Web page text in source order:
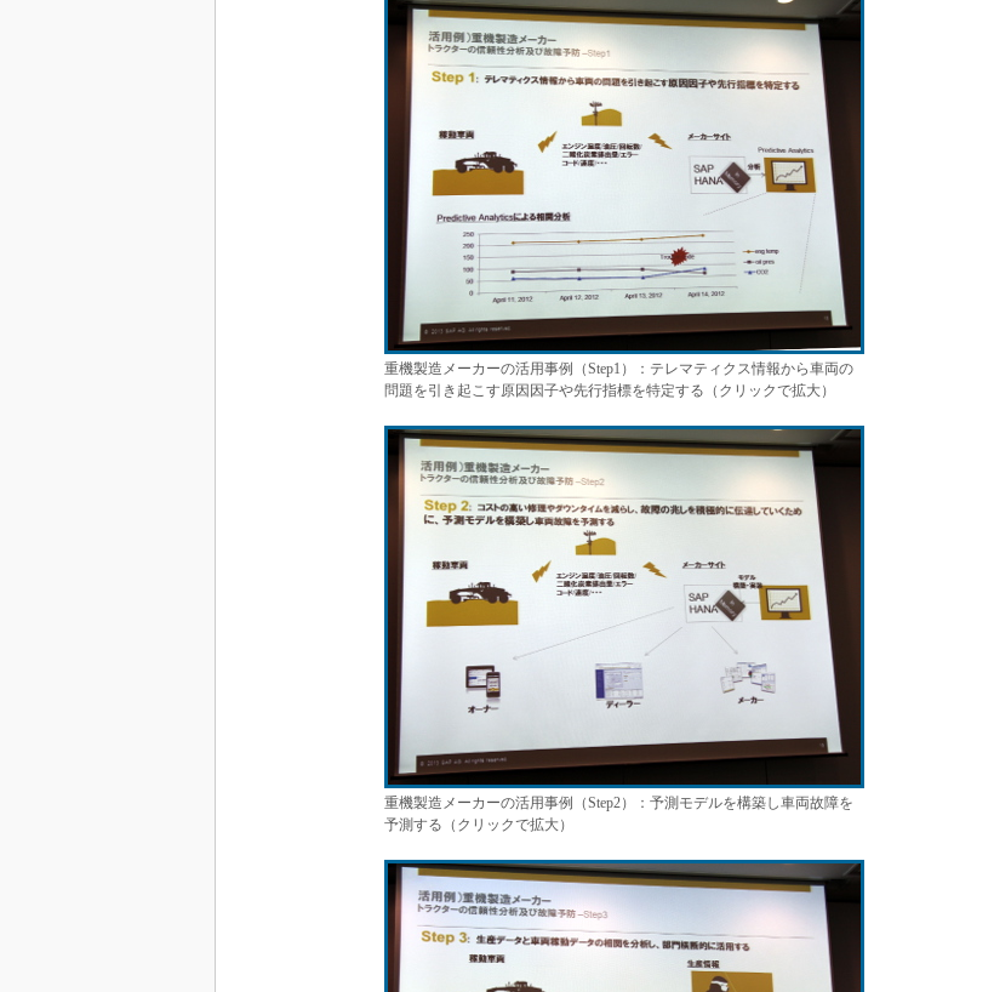
重機製造メーカーの活用事例（Step1）：テレマティクス情報から車両の
問題を引き起こす原因因子や先行指標を特定する（クリックで拡大）
重機製造メーカーの活用事例（Step2）：予測モデルを構築し車両故障を
予測する（クリックで拡大）